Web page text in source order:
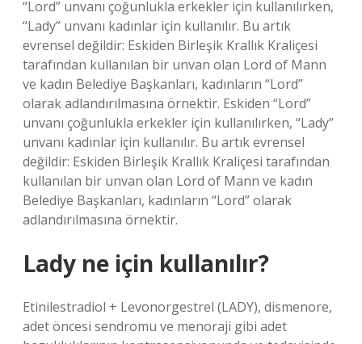
“Lord” unvanı çoğunlukla erkekler için kullanılırken,
“Lady” unvanı kadınlar için kullanılır. Bu artık
evrensel değildir: Eskiden Birleşik Krallık Kraliçesi
tarafından kullanılan bir unvan olan Lord of Mann
ve kadın Belediye Başkanları, kadınların “Lord”
olarak adlandırılmasına örnektir. Eskiden “Lord”
unvanı çoğunlukla erkekler için kullanılırken, “Lady”
unvanı kadınlar için kullanılır. Bu artık evrensel
değildir: Eskiden Birleşik Krallık Kraliçesi tarafından
kullanılan bir unvan olan Lord of Mann ve kadın
Belediye Başkanları, kadınların “Lord” olarak
adlandırılmasına örnektir.
Lady ne için kullanılır?
Etinilestradiol + Levonorgestrel (LADY), dismenore,
adet öncesi sendromu ve menoraji gibi adet